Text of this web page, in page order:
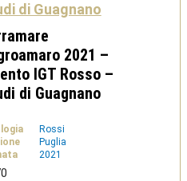
di Guagnano
2021 –
IGT Rosso –
di Guagnano
Rossi
Puglia
2021